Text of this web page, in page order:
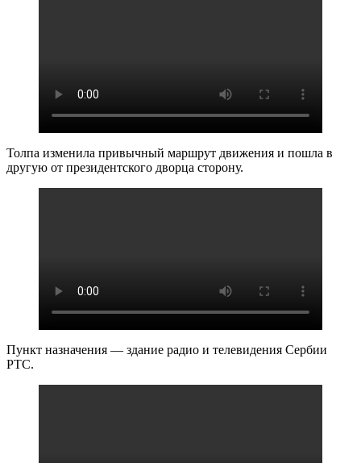
Толпа изменила привычный маршрут движения и пошла в
другую от президентского дворца сторону.
Пункт назначения — здание радио и телевидения Сербии
РТС.